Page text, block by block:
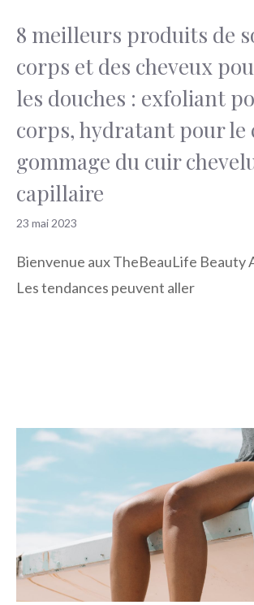
8 meilleurs produits de
corps et des cheveux
les douches : exfoliant
corps, hydratant pour le
gommage du cuir
capillaire
23 mai 2023
Bienvenue aux TheBeauLife Beauty
Les tendances peuvent aller